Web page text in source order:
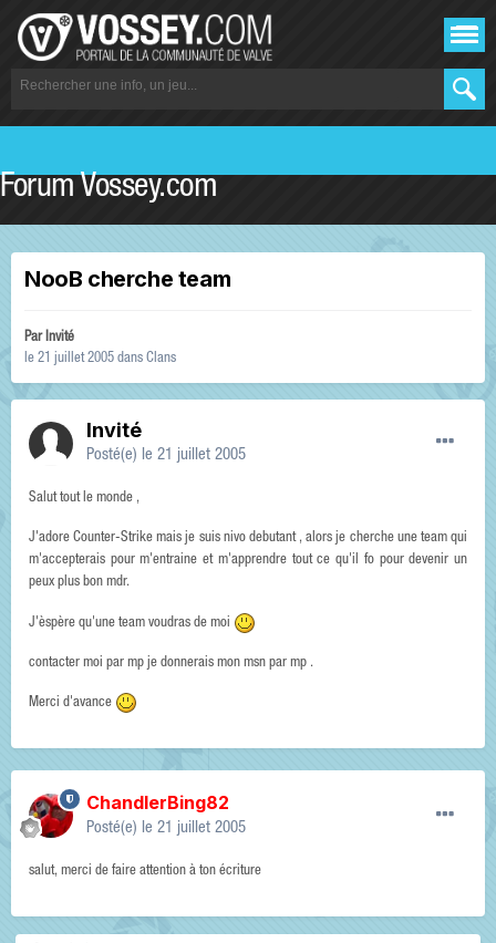
Forum Vossey.com
NooB cherche team
Par Invité
le 21 juillet 2005 dans Clans
Invité
Posté(e) le 21 juillet 2005
Salut tout le monde ,
J'adore Counter-Strike mais je suis nivo debutant , alors je cherche une team qui
m'accepterais pour m'entraine et m'apprendre tout ce qu'il fo pour devenir un
peux plus bon mdr.
J'èspère qu'une team voudras de moi
contacter moi par mp je donnerais mon msn par mp .
Merci d'avance
ChandlerBing82
Posté(e) le 21 juillet 2005
salut, merci de faire attention à ton écriture